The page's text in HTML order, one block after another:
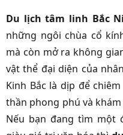
Du lịch tâm linh Bắc
những ngôi chùa cổ
mà còn mở ra không
vật thể đại diện của
Kinh Bắc là dịp để
thần phong phú và
Nếu bạn đang tìm một